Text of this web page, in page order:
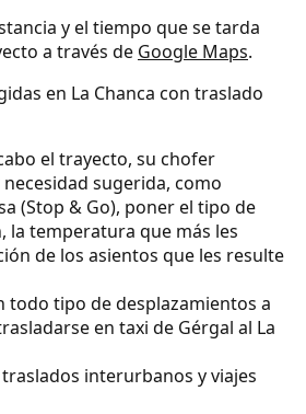
y el tiempo que se tarda
a través de Google Maps.
en La Chanca con traslado
el trayecto, su chofer
sugerida, como
(Stop & Go), poner el tipo de
la temperatura que más les
de los asientos que les resulte
todo tipo de desplazamientos a
en taxi de Gérgal al La
interurbanos y viajes